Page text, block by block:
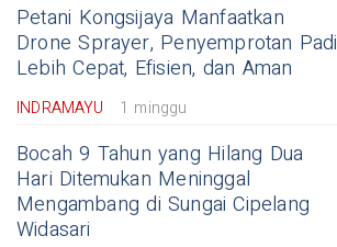
Petani Kongsijaya Manfaatkan
Drone Sprayer, Penyemprotan Padi
Lebih Cepat, Efisien, dan Aman
INDRAMAYU 1 minggu
Bocah 9 Tahun yang Hilang Dua
Hari Ditemukan Meninggal
Mengambang di Sungai Cipelang
Widasari